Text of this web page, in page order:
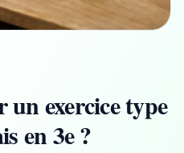
exercice type
en 3e ?